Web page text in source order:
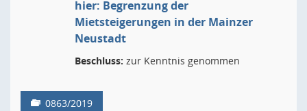
hier: Begrenzung der
Mietsteigerungen in der Mainzer
Neustadt
Beschluss: zur Kenntnis genommen
0863/2019